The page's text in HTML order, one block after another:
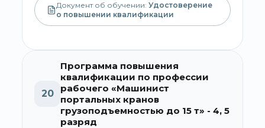
Документ об обучении: Удостоверение
о повышении квалификации
20
Программа повышения
квалификации по профессии
рабочего «Машинист
портальных кранов
грузоподъемностью до 15 т» - 4, 5
разряд